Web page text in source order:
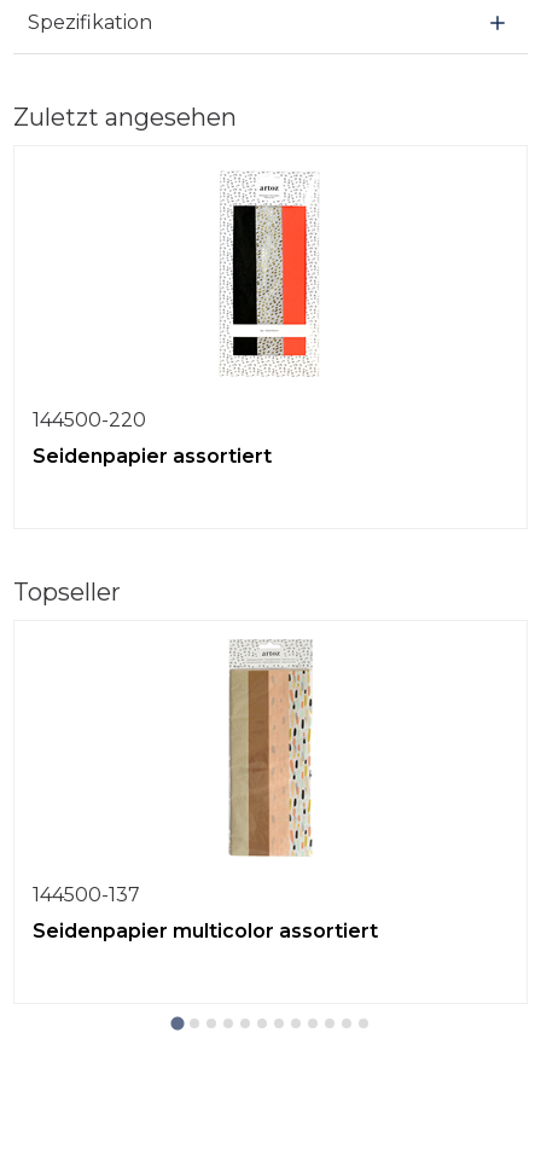
Spezifikation
Zuletzt angesehen
144500-220
Seidenpapier assortiert
Topseller
144500-137
Seidenpapier multicolor assortiert